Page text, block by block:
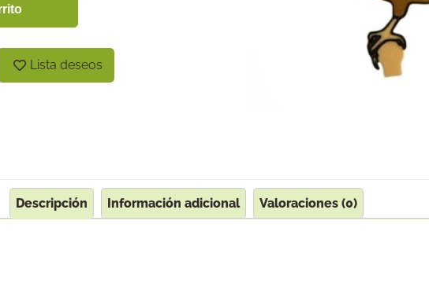
Lista deseos
Descripción Información adicional Valoraciones (0)